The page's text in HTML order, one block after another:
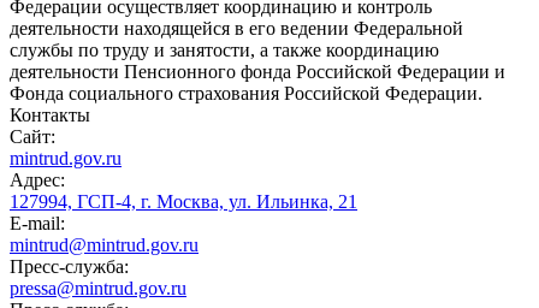
Федерации осуществляет координацию и контроль
деятельности находящейся в его ведении Федеральной
службы по труду и занятости, а также координацию
деятельности Пенсионного фонда Российской Федерации и
Фонда социального страхования Российской Федерации.
Контакты
Сайт:
mintrud.gov.ru
Адрес:
127994, ГСП-4, г. Москва, ул. Ильинка, 21
E-mail:
mintrud@mintrud.gov.ru
Пресс-служба:
pressa@mintrud.gov.ru